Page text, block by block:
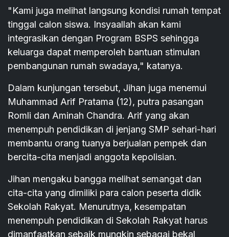
"Kami juga melihat langsung kondisi rumah tempat
tinggal calon siswa. Insyaallah akan kami
integrasikan dengan Program BSPS sehingga
keluarga dapat memperoleh bantuan stimulan
pembangunan rumah swadaya," katanya.
Dalam kunjungan tersebut, Jihan juga menemui
Muhammad Arif Pratama (12), putra pasangan
Romli dan Aminah Chandra. Arif yang akan
menempuh pendidikan di jenjang SMP sehari-hari
membantu orang tuanya berjualan pempek dan
bercita-cita menjadi anggota kepolisian.
Jihan mengaku bangga melihat semangat dan
cita-cita yang dimiliki para calon peserta didik
Sekolah Rakyat. Menurutnya, kesempatan
menempuh pendidikan di Sekolah Rakyat harus
dimanfaatkan sebaik mungkin sebagai bekal